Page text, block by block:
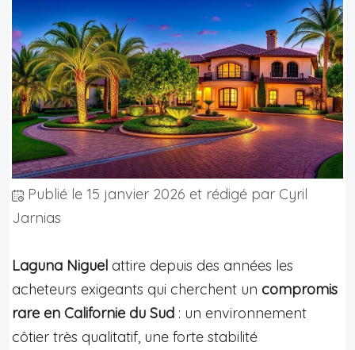
Publié le 15 janvier 2026 et rédigé par Cyril
Jarnias
Laguna Niguel attire depuis des années les
acheteurs exigeants qui cherchent un compromis
rare en Californie du Sud : un environnement
côtier très qualitatif, une forte stabilité